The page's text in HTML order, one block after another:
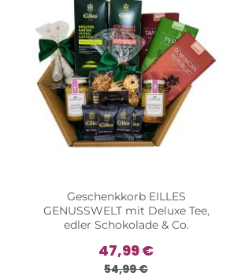
Geschenkkorb EILLES
GENUSSWELT mit Deluxe Tee,
edler Schokolade & Co.
47,99 €
54,99 €